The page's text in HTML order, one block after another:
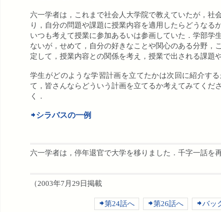
六一学者は，これまで社会人大学院で教えていたが，社
り，自分の問題や課題に授業内容を適用したらどうなる
いつも考えて授業に参加あるいは参画していた．学部学
ないが，せめて，自分の好きなことや関心のある分野，
定して，授業内容との関係を考え，授業で出される課題
学生がどのような学習計画を立てたかは次回に紹介す
て，皆さんならどういう計画を立てるか考えてみてくだ
く．
シラバスの一例
六一学者は，停年退官で大学を移りました．千字一話を
（2003年7月29日掲載
第24話へ 第26話へ バッ